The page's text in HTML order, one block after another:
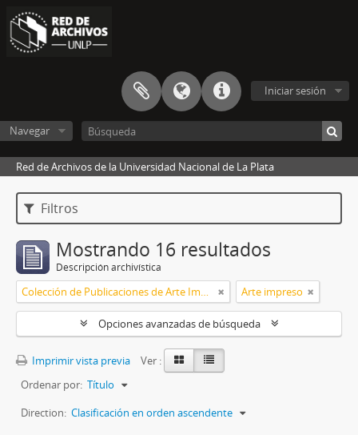
Iniciar sesión
Navegar
Red de Archivos de la Universidad Nacional de La Plata
Filtros
Mostrando 16 resultados
Descripción archivística
Colección de Publicaciones de Arte Impreso Arte impreso
Opciones avanzadas de búsqueda
Imprimir vista previa
Ver :
Ordenar por: Título
Direction: Clasificación en orden ascendente